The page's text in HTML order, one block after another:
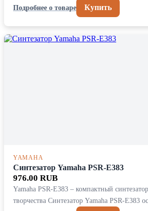
Подробнее о товаре
Купить
YAMAHA
Синтезатор Yamaha PSR-E383
976.00 RUB
Yamaha PSR-E383 – компактный
творчества Синтезатор Yamaha PSR-E383